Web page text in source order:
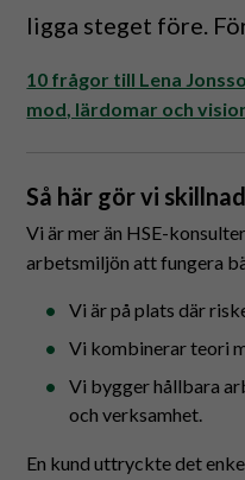
ligga steget före.
10 frågor till Lena
mod, lärdomar och
Så här gör vi
Vi är mer än HSE-
arbetsmiljön att fungera
Vi är på plats där
Vi kombinerar teori
Vi bygger hållbara
och verksamhet.
En kund uttryckte det